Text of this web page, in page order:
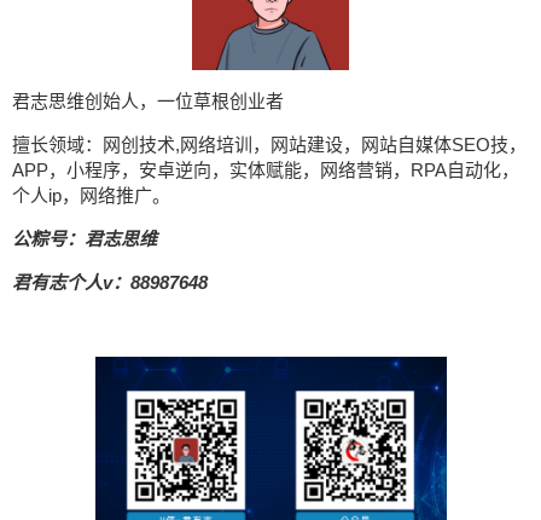
君志思维创始人，一位草根创业者
擅长领域：网创技术,网络培训，网站建设，网站自媒体SEO技，
APP，小程序，安卓逆向，实体赋能，网络营销，RPA自动化，
个人ip，网络推广。
公粽号：君志思维
君有志个人v：88987648